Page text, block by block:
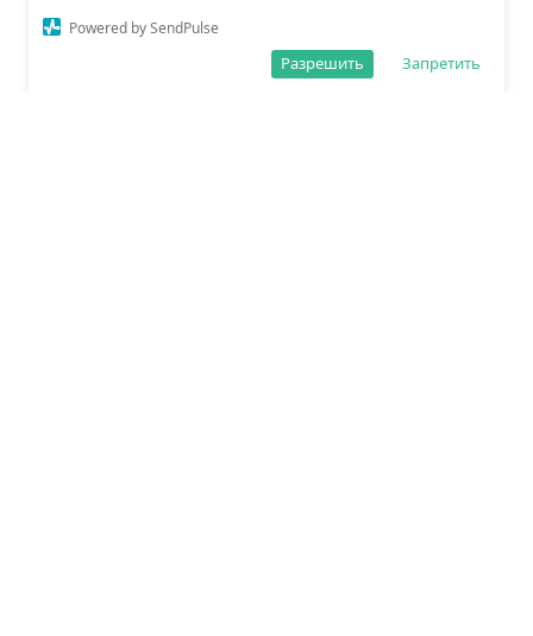
Powered by SendPulse
Запретить
Разрешить